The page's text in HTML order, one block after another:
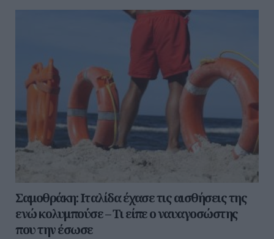
Σαμοθράκη: Ιταλίδα έχασε τις αισθήσεις της
ενώ κολυμπούσε – Τι είπε ο ναυαγοσώστης
που την έσωσε